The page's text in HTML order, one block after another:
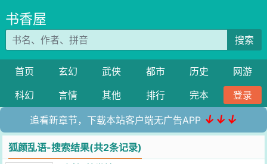
书香屋
搜索
首页 玄幻 武侠 都市 历史
网游
科幻
言情 其他 排行 完本 登录
追看新章节，下载本站客户端无广告APP ↓↓↓
狐颜乱语-搜索结果(共2条记录)